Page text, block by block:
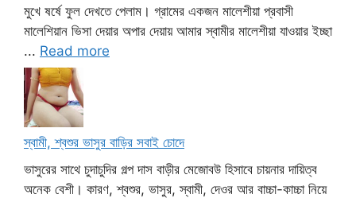
মুখে ষর্ষে ফুল দেখতে পেলাম। গ্রামের একজন মালেশীয়া প্রবাসী
মালেশিয়ান ভিসা দেয়ার অপার দেয়ায় আমার স্বামীর মালেশীয়া যাওয়ার ইচ্ছা
... Read more
স্বামী, শ্বশুর ভাসুর বাড়ির সবাই চোদে
ভাসুরের সাথে চুদাচুদির গল্প দাস বাড়ীর মেজোবউ হিসাবে চায়নার দায়িত্ব
অনেক বেশী। কারণ, শ্বশুর, ভাসুর, স্বামী, দেওর আর বাচ্চা-কাচ্চা নিয়ে